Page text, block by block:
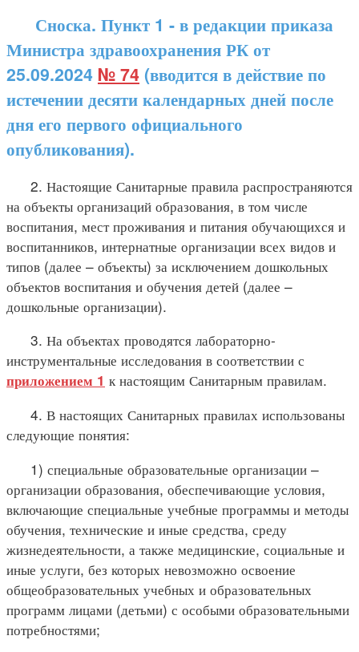
Сноска. Пункт 1 - в редакции приказа
Министра здравоохранения РК от
25.09.2024 № 74 (вводится в действие по
истечении десяти календарных дней после
дня его первого официального
опубликования).
2. Настоящие Санитарные правила распространяются
на объекты организаций образования, в том числе
воспитания, мест проживания и питания обучающихся и
воспитанников, интернатные организации всех видов и
типов (далее – объекты) за исключением дошкольных
объектов воспитания и обучения детей (далее –
дошкольные организации).
3. На объектах проводятся лабораторно-
инструментальные исследования в соответствии с
приложением 1 к настоящим Санитарным правилам.
4. В настоящих Санитарных правилах использованы
следующие понятия:
1) специальные образовательные организации –
организации образования, обеспечивающие условия,
включающие специальные учебные программы и методы
обучения, технические и иные средства, среду
жизнедеятельности, а также медицинские, социальные и
иные услуги, без которых невозможно освоение
общеобразовательных учебных и образовательных
программ лицами (детьми) с особыми образовательными
потребностями;